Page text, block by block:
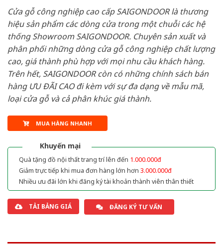
Cửa gỗ công nghiệp cao cấp SAIGONDOOR là thương
hiệu sản phẩm các dòng cửa trong một chuỗi các hệ
thống Showroom SAIGONDOOR. Chuyên sản xuất và
phân phối những dòng cửa gỗ công nghiệp chất lượng
cao, giá thành phù hợp với mọi nhu cầu khách hàng.
Trên hết, SAIGONDOOR còn có những chính sách bán
hàng ƯU ĐÃI CAO đi kèm với sự đa dạng về mẫu mã,
loại cửa gỗ và cả phân khúc giá thành.
MUA HÀNG NHANH
Khuyến mại
Quà tặng đồ nội thất trang trí lên đến 1.000.000đ
Giảm trực tiếp khi mua đơn hàng lớn hơn 3.000.000đ
Nhiều ưu đãi lớn khi đăng ký tài khoản thành viên thân thiết
TẢI BẢNG GIÁ ĐĂNG KÝ TƯ VẤN